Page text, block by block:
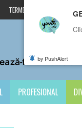
TERMENI ȘI CONDIȚII
PROFESIONAL
by PushAlert